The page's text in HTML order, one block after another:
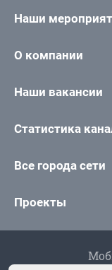
Наши
О компании
Наши вакансии
Статистика
Все города сети
Проекты